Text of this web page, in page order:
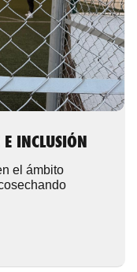
INCLUSIÓN
el ámbito